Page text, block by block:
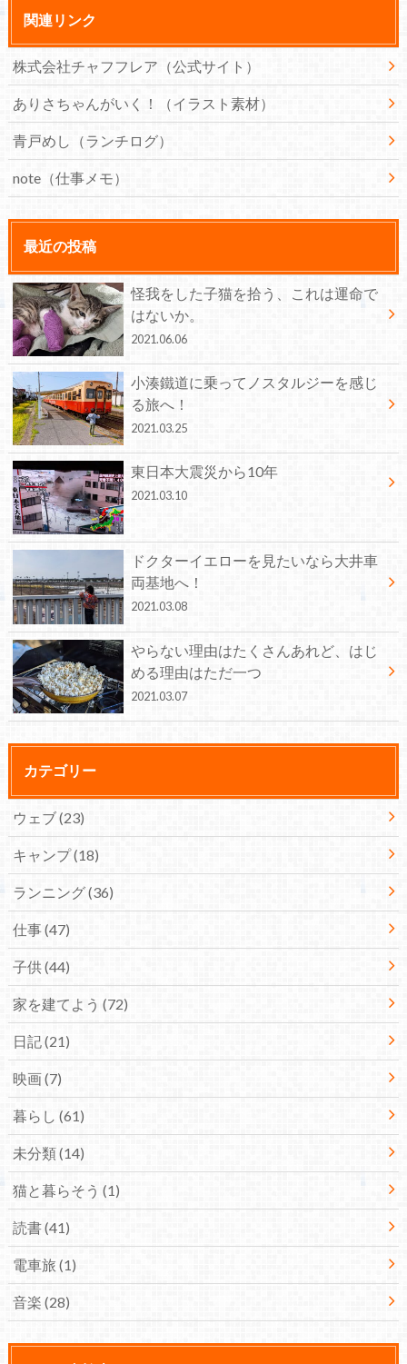
関連リンク
株式会社チャフフレア（公式サイト）
ありさちゃんがいく！（イラスト素材）
青戸めし（ランチログ）
note（仕事メモ）
最近の投稿
怪我をした子猫を拾う、これは運命で
はないか。
2021.06.06
小湊鐵道に乗ってノスタルジーを感じ
る旅へ！
2021.03.25
東日本大震災から10年
2021.03.10
ドクターイエローを見たいなら大井車
両基地へ！
2021.03.08
やらない理由はたくさんあれど、はじ
める理由はただ一つ
2021.03.07
カテゴリー
ウェブ(23)
キャンプ(18)
ランニング(36)
仕事(47)
子供(44)
家を建てよう (72)
日記 (21)
映画(7)
暮らし (61)
未分類(14)
猫と暮らそう (1)
読書(41)
電車旅 (1)
音楽 (28)